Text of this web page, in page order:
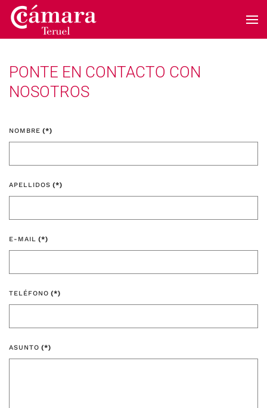
Skip to main content
PONTE EN CONTACTO CON
NOSOTROS
NOMBRE (*)
APELLIDOS (*)
E-MAIL (*)
TELÉFONO (*)
ASUNTO (*)